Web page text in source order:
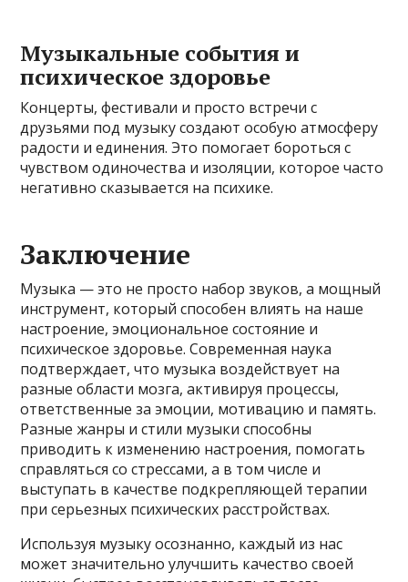
Музыкальные события и
психическое здоровье
Концерты, фестивали и просто встречи с
друзьями под музыку создают особую атмосферу
радости и единения. Это помогает бороться с
чувством одиночества и изоляции, которое часто
негативно сказывается на психике.
Заключение
Музыка — это не просто набор звуков, а мощный
инструмент, который способен влиять на наше
настроение, эмоциональное состояние и
психическое здоровье. Современная наука
подтверждает, что музыка воздействует на
разные области мозга, активируя процессы,
ответственные за эмоции, мотивацию и память.
Разные жанры и стили музыки способны
приводить к изменению настроения, помогать
справляться со стрессами, а в том числе и
выступать в качестве подкрепляющей терапии
при серьезных психических расстройствах.
Используя музыку осознанно, каждый из нас
может значительно улучшить качество своей